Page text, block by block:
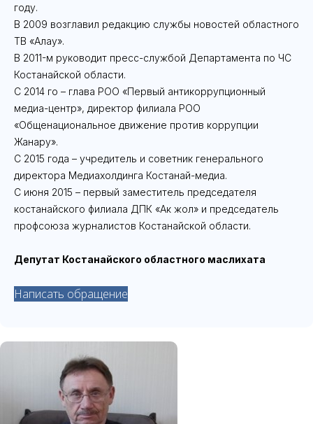
году.
В 2009 возглавил редакцию службы новостей областного
ТВ «Алау».
В 2011-м руководит пресс-службой Департамента по ЧС
Костанайской области.
С 2014 го – глава РОО «Первый антикоррупционный
медиа-центр», директор филиала РОО
«Общенациональное движение против коррупции
Жанару».
С 2015 года – учредитель и советник генерального
директора Медиахолдинга Костанай-медиа.
С июня 2015 – первый заместитель председателя
костанайского филиала ДПК «Ак жол» и председатель
профсоюза журналистов Костанайской области.
Депутат Костанайского областного маслихата
Написать обращение